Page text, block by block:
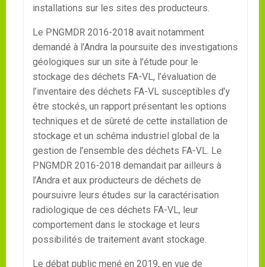
installations sur les sites des producteurs.
Le PNGMDR 2016-2018 avait notamment
demandé à l’Andra la poursuite des investigations
géologiques sur un site à l’étude pour le
stockage des déchets FA-VL, l’évaluation de
l’inventaire des déchets FA-VL susceptibles d’y
être stockés, un rapport présentant les options
techniques et de sûreté de cette installation de
stockage et un schéma industriel global de la
gestion de l’ensemble des déchets FA-VL. Le
PNGMDR 2016-2018 demandait par ailleurs à
l’Andra et aux producteurs de déchets de
poursuivre leurs études sur la caractérisation
radiologique de ces déchets FA-VL, leur
comportement dans le stockage et leurs
possibilités de traitement avant stockage.
Le débat public mené en 2019, en vue de